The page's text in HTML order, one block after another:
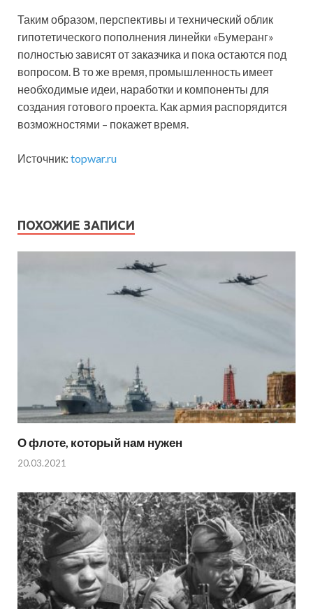
Таким образом, перспективы и технический облик
гипотетического пополнения линейки «Бумеранг»
полностью зависят от заказчика и пока остаются под
вопросом. В то же время, промышленность имеет
необходимые идеи, наработки и компоненты для
создания готового проекта. Как армия распорядится
возможностями – покажет время.
Источник: topwar.ru
ПОХОЖИЕ ЗАПИСИ
О флоте, который нам нужен
20.03.2021